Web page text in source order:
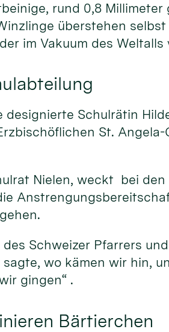
rund 0,8 Millimeter
überstehen
im Vakuum des Weltalls
designierte Schulrätin
St.
Nielen, weckt bei den
Schweizer Pfarrers
wo kämen wir hin,
gingen“ .
Bärtierchen